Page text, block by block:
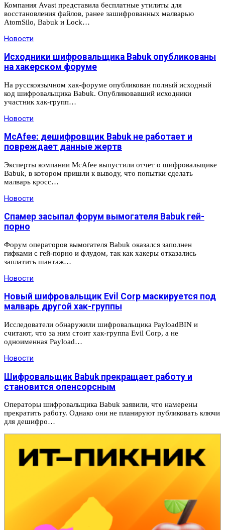
Компания Avast представила бесплатные утилиты для
восстановления файлов, ранее зашифрованных малварью
AtomSilo, Babuk и Lock…
Новости
Исходники шифровальщика Babuk опубликованы
на хакерском форуме
На русскоязычном хак-форуме опубликован полный исходный
код шифровальщика Babuk. Опубликовавший исходники
участник хак-групп…
Новости
McAfee: дешифровщик Babuk не работает и
повреждает данные жертв
Эксперты компании McAfee выпустили отчет о шифровальщике
Babuk, в котором пришли к выводу, что попытки сделать
малварь кросс…
Новости
Спамер засыпал форум вымогателя Babuk гей-
порно
Форум операторов вымогателя Babuk оказался заполнен
гифками с гей-порно и флудом, так как хакеры отказались
заплатить шантаж…
Новости
Новый шифровальщик Evil Corp маскируется под
малварь другой хак-группы
Исследователи обнаружили шифровальщика PayloadBIN и
считают, что за ним стоит хак-группа Evil Corp, а не
одноименная Payload…
Новости
Шифровальщик Babuk прекращает работу и
становится опенсорсным
Операторы шифровальщика Babuk заявили, что намерены
прекратить работу. Однако они не планируют публиковать ключи
для дешифро…